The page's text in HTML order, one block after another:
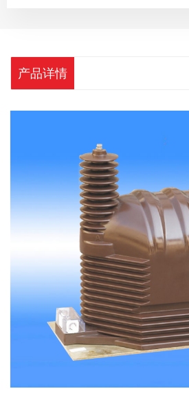
产品详情